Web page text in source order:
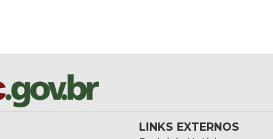
LINKS EXTERNOS